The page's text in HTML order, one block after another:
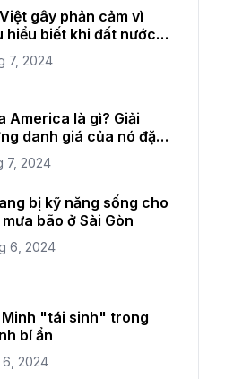
gây phản cảm vì
hiểu biết khi đất nước
có quốc tang
7, 2024
America là gì? Giải
danh giá của nó đặc
thế nào?
7, 2024
bị kỹ năng sống cho
bão ở Sài Gòn
6, 2024
Minh "tái sinh" trong
bí ẩn
2024